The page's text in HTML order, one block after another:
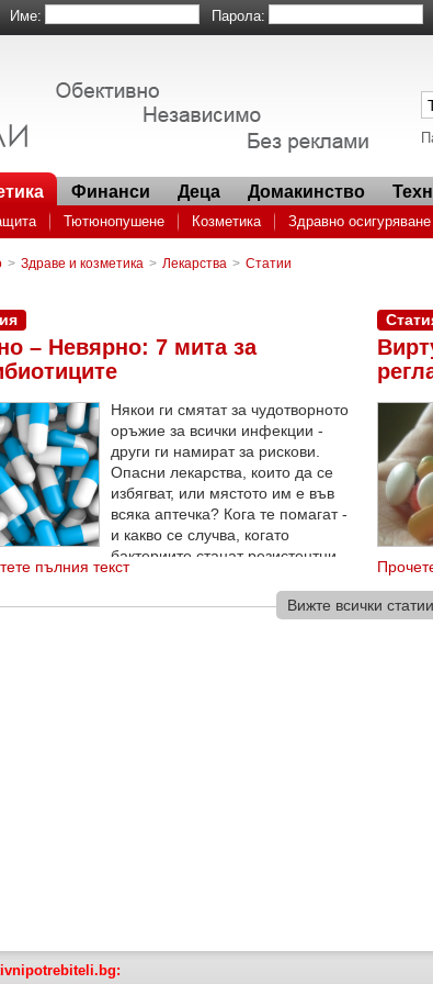
Име: Парола:
Тютюнопушене Козметика Здравно осигуряване
аптеката
Антибиотици и здраве
Финанси Деца Домакинство
> Здраве и козметика > Лекарства > Статии
– Невярно: 7 мита за
Някои ги смятат за чудотворното
оръжие за всички инфекции -
други ги намират за рискови.
Опасни лекарства, които да се
избягват, или мястото им е във
всяка аптечка? Кога те помагат -
и какво се случва, когато
бактериите станат резистентни
Експертите на германската потребителска
изясняват отговорите на тези въпроси.
пълния текст
Вижте всички статии